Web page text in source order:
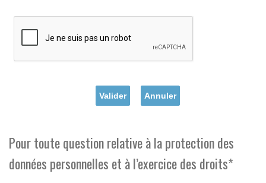
Pour toute question relative à la protection des
données personnelles et à l’exercice des droits*